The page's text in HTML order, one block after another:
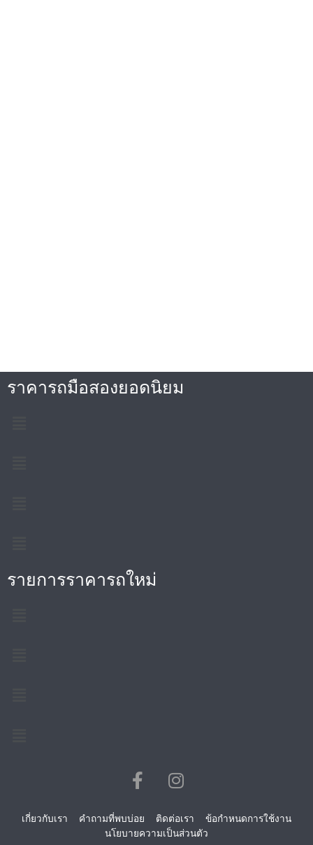
ราคารถมือสองยอดนิยม
รายการราคารถใหม่
เกี่ยวกับเรา คำถามที่พบบ่อย ติดต่อเรา
ข้อกำหนดการใช้งาน
นโยบายความเป็นส่วนตัว